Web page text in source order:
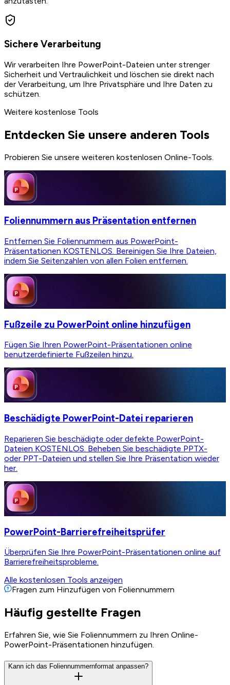
Sichere Verarbeitung
Wir verarbeiten Ihre PowerPoint-Dateien unter strenger
Sicherheit und Vertraulichkeit und löschen sie direkt nach
der Verarbeitung, um Ihre Privatsphäre und Ihre Daten zu
schützen.
Weitere kostenlose Tools
Entdecken Sie unsere anderen Tools
Probieren Sie unsere weiteren kostenlosen Online-Tools.
Foliennummern aus Präsentation entfernen
Entfernen Sie Foliennummern aus PowerPoint-
Präsentationen KOSTENLOS. Bereinigen Sie Ihre Dateien,
indem Sie Seitenzahlen von allen Folien entfernen.
Fußzeile zu PowerPoint online hinzufügen
Fügen Sie Ihren PowerPoint-Präsentationen online
benutzerdefinierte Fußzeilen hinzu.
Beschädigte PowerPoint-Datei reparieren
Reparieren Sie beschädigte oder defekte PowerPoint-
Dateien KOSTENLOS. Beheben Sie beschädigte PPTX-
oder PPT-Dateien und stellen Sie Ihre Präsentation wieder
her.
PowerPoint-Barrierefreiheitsprüfer
Überprüfen Sie Ihre PowerPoint-Präsentationen online auf
Barrierefreiheitsprobleme.
Alle kostenlosen Tools anzeigen
Fragen zum Hinzufügen von Foliennummern
Häufig gestellte Fragen
Erfahren Sie, wie Sie Foliennummern zu Ihren Online-
PowerPoint-Präsentationen hinzufügen.
Kann ich das Foliennummernformat anpassen?